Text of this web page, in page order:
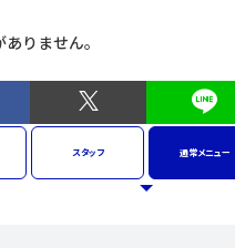
りません。
スタッフ 通常メニュー